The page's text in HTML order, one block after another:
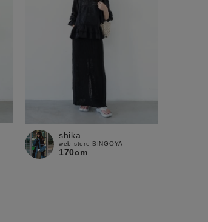
shika
web store BINGOYA
170cm